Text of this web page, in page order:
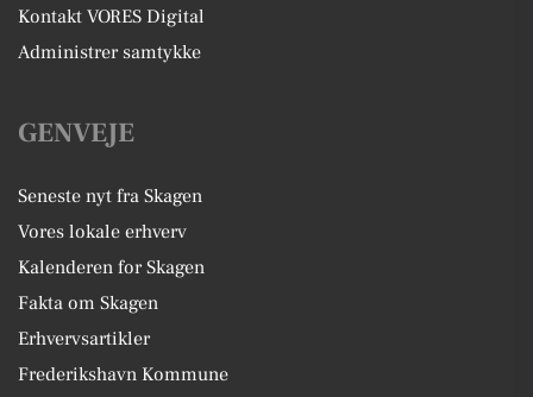
Kontakt VORES Digital
Administrer samtykke
GENVEJE
Seneste nyt fra Skagen
Vores lokale erhverv
Kalenderen for Skagen
Fakta om Skagen
Erhvervsartikler
Frederikshavn Kommune